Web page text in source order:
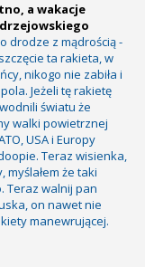
a wakacje
drodze z mądrością -
ta rakieta, w
nikogo nie zabiła i
Jeżeli tę rakietę
światu że
walki powietrznej
USA i Europy
Teraz wisienka,
że taki
Teraz walnij pan
on nawet nie
manewrującej.